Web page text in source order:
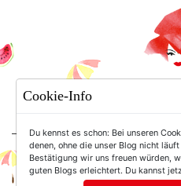
For
Cookie-Info
Du kennst es schon: Bei unseren
denen, ohne die unser Blog nicht
Bestätigung wir uns freuen würden,
guten Blogs erleichtert. Du kannst